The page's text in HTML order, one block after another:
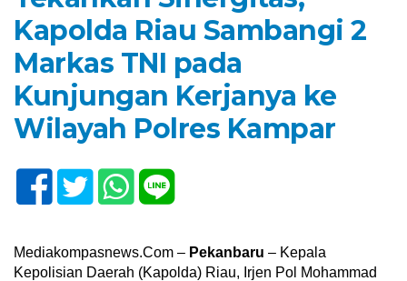
Kapolda Riau Sambangi 2
Markas TNI pada
Kunjungan Kerjanya ke
Wilayah Polres Kampar
Mediakompasnews.Com – Pekanbaru – Kepala
Kepolisian Daerah (Kapolda) Riau, Irjen Pol Mohammad